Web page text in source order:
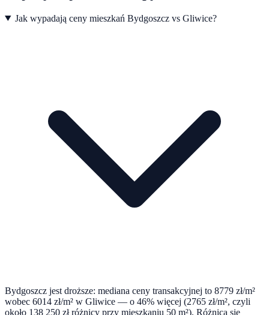
Jak wypadają ceny mieszkań Bydgoszcz vs Gliwice?
Bydgoszcz jest droższe: mediana ceny transakcyjnej to 8779 zł/m²
wobec 6014 zł/m² w Gliwice — o 46% więcej (2765 zł/m², czyli
około 138 250 zł różnicy przy mieszkaniu 50 m²). Różnica się